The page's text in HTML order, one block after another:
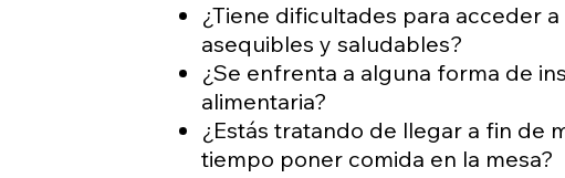
¿Tiene dificultades para acceder
asequibles y saludables?
¿Se enfrenta a alguna forma de
alimentaria?
¿Estás tratando de llegar a fin de
tiempo poner comida en la mesa?